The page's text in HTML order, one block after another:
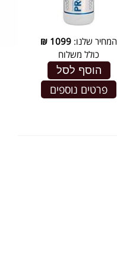
המחיר שלנו: 1099
₪
כולל משלוח
הוסף לסל
פרטים נוספים